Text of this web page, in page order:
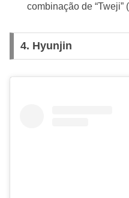
combinação de “Tweji”
4. Hyunjin